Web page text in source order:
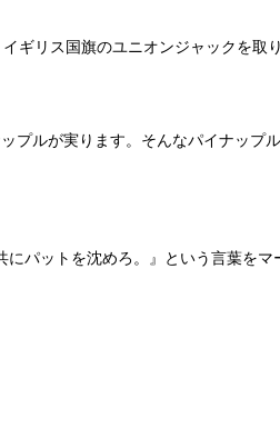
リス国旗のユニオンジャックを取
ルが実ります。そんなパイナップ
ットを沈めろ。』という言葉をマ